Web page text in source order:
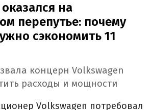
на
перепутье: почему
сэкономить 11
концерн Volkswagen
расходы и мощности
Volkswagen потребовал